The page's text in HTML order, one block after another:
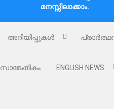
മനസ്സിലാക്കാം.
അറിയിപ്പുകൾ
സാങ്കേതികം ENGLISH NEWS